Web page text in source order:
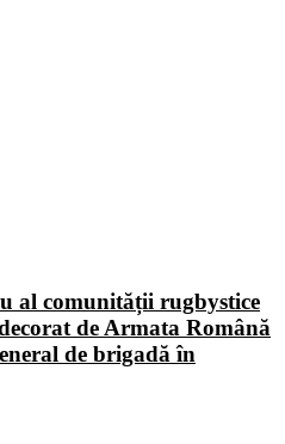
al comunității rugbystice
de Armata Română
de brigadă în